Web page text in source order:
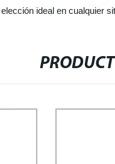
ideal en cualquier